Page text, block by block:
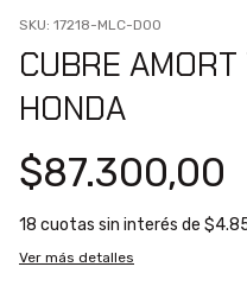
SKU: 17218-MLC-D00
CUBRE
HONDA
$87.300,00
18 cuotas sin interés de
Ver más detalles